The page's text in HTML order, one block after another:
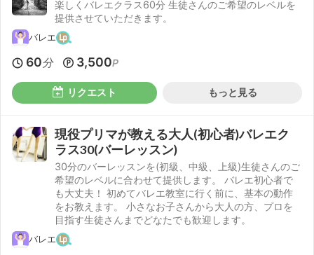
楽しくバレエクラス60分 生徒さんのご希望のレベルを
提供させていただきます。
バレエ
60分 3,500P
リクエスト もっと見る
現役プリマが教える大人(初心者)バレエク
ラス30(バーレッスン)
30分のバーレッスンを(初級、中級、上級)生徒さんのご
希望のレベルに合わせて提供します。 バレエ初心者で
も大丈夫！ 初めてバレエ教室に行く前に、基本の動作
をお教えます。 小さなお子さんから大人の方、プロを
目指す生徒さんまでどなたでも歓迎します。
バレエ